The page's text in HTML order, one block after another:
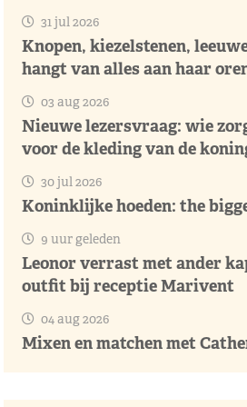
31 jul 2026
Knopen, kiezelstenen,
hangt van alles aan haar
03 aug 2026
Nieuwe lezersvraag: wie
voor de kleding van de
30 jul 2026
Koninklijke hoeden: the
9 uur geleden
Leonor verrast met ander
outfit bij receptie Marivent
04 aug 2026
Mixen en matchen met